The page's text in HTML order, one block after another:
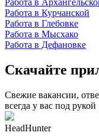
Работа в
Работа в Курчанской
Работа в Глебовке
Работа в Мысхако
Работа в Дефановке
Скачайте
Свежие вакансии,
всегда у вас под рукой
HeadHunter